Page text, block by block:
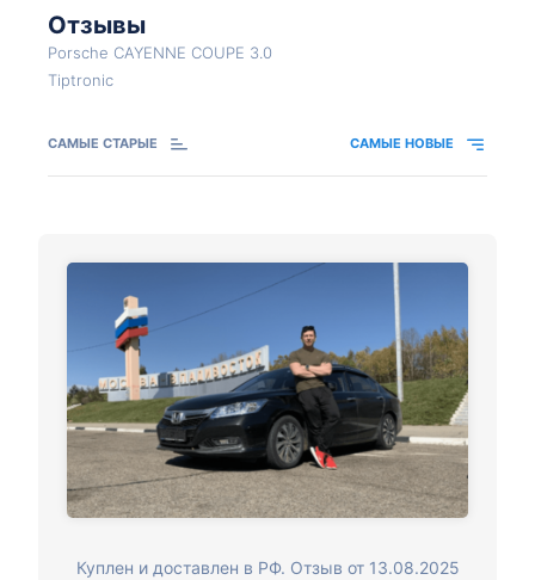
Отзывы
Porsche CAYENNE COUPE 3.0
Tiptronic
САМЫЕ СТАРЫЕ САМЫЕ НОВЫЕ
Куплен и доставлен в РФ. Отзыв от 13.08.2025